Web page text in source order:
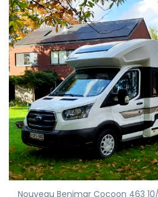
Nouveau Benimar Cocoon 463